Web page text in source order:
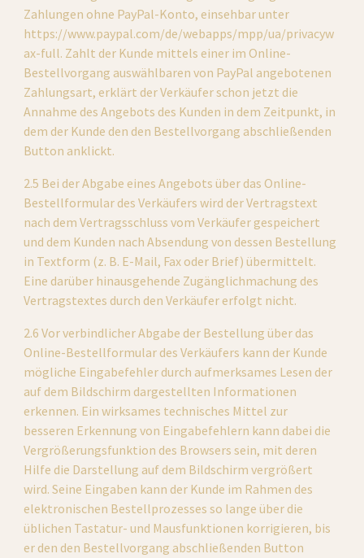
Zahlungen ohne PayPal-Konto, einsehbar unter
https://www.paypal.com/de/webapps/mpp/ua/privacyw
ax-full. Zahlt der Kunde mittels einer im Online-
Bestellvorgang auswählbaren von PayPal angebotenen
Zahlungsart, erklärt der Verkäufer schon jetzt die
Annahme des Angebots des Kunden in dem Zeitpunkt, in
dem der Kunde den den Bestellvorgang abschließenden
Button anklickt.
2.5 Bei der Abgabe eines Angebots über das Online-
Bestellformular des Verkäufers wird der Vertragstext
nach dem Vertragsschluss vom Verkäufer gespeichert
und dem Kunden nach Absendung von dessen Bestellung
in Textform (z. B. E-Mail, Fax oder Brief) übermittelt.
Eine darüber hinausgehende Zugänglichmachung des
Vertragstextes durch den Verkäufer erfolgt nicht.
2.6 Vor verbindlicher Abgabe der Bestellung über das
Online-Bestellformular des Verkäufers kann der Kunde
mögliche Eingabefehler durch aufmerksames Lesen der
auf dem Bildschirm dargestellten Informationen
erkennen. Ein wirksames technisches Mittel zur
besseren Erkennung von Eingabefehlern kann dabei die
Vergrößerungsfunktion des Browsers sein, mit deren
Hilfe die Darstellung auf dem Bildschirm vergrößert
wird. Seine Eingaben kann der Kunde im Rahmen des
elektronischen Bestellprozesses so lange über die
üblichen Tastatur- und Mausfunktionen korrigieren, bis
er den den Bestellvorgang abschließenden Button